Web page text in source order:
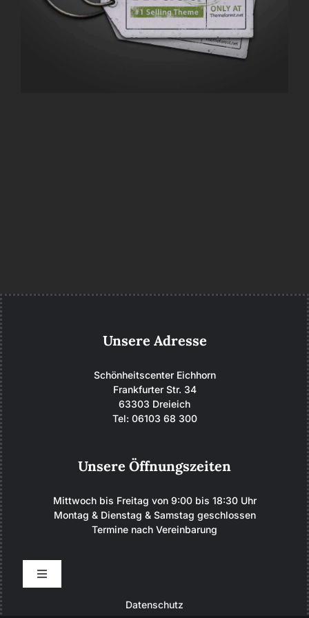
Unsere Adresse
Schönheitscenter Eichhorn
Frankfurter Str. 34
63303 Dreieich
Tel: 06103 68 300
Unsere Öffnungszeiten
Mittwoch bis Freitag von 9:00 bis 18:30 Uhr
Montag & Dienstag & Samstag geschlossen
Termine nach Vereinbarung
Toggle
Datenschutz